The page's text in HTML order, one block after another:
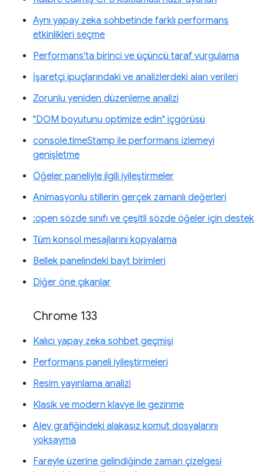
Aynı yapay zeka sohbetinde farklı performans
etkinlikleri seçme
Performans'ta birinci ve üçüncü taraf vurgulama
İşaretçi ipuçlarındaki ve analizlerdeki alan verileri
Zorunlu yeniden düzenleme analizi
"DOM boyutunu optimize edin" içgörüsü
console.timeStamp ile performans izlemeyi
genişletme
Öğeler paneliyle ilgili iyileştirmeler
Animasyonlu stillerin gerçek zamanlı değerleri
:open sözde sınıfı ve çeşitli sözde öğeler için destek
Tüm konsol mesajlarını kopyalama
Bellek panelindeki bayt birimleri
Diğer öne çıkanlar
Chrome 133
Kalıcı yapay zeka sohbet geçmişi
Performans paneli iyileştirmeleri
Resim yayınlama analizi
Klasik ve modern klavye ile gezinme
Alev grafiğindeki alakasız komut dosyalarını
yoksayma
Fareyle üzerine gelindiğinde zaman çizelgesi